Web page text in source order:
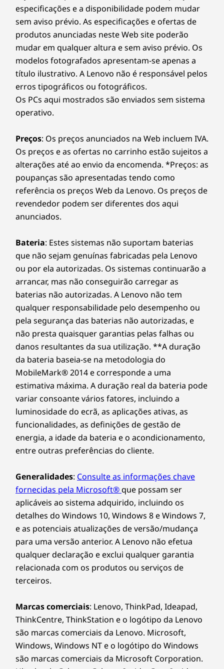
especificações e a disponibilidade podem mudar
sem aviso prévio. As especificações e ofertas de
produtos anunciadas neste Web site poderão
mudar em qualquer altura e sem aviso prévio. Os
modelos fotografados apresentam-se apenas a
título ilustrativo. A Lenovo não é responsável pelos
erros tipográficos ou fotográficos.
Os PCs aqui mostrados são enviados sem sistema
operativo.
Preços: Os preços anunciados na Web incluem IVA.
Os preços e as ofertas no carrinho estão sujeitos a
alterações até ao envio da encomenda. *Preços: as
poupanças são apresentadas tendo como
referência os preços Web da Lenovo. Os preços de
revendedor podem ser diferentes dos aqui
anunciados.
Bateria: Estes sistemas não suportam baterias
que não sejam genuínas fabricadas pela Lenovo
ou por ela autorizadas. Os sistemas continuarão a
arrancar, mas não conseguirão carregar as
baterias não autorizadas. A Lenovo não tem
qualquer responsabilidade pelo desempenho ou
pela segurança das baterias não autorizadas, e
não presta quaisquer garantias pelas falhas ou
danos resultantes da sua utilização. **A duração
da bateria baseia-se na metodologia do
MobileMark® 2014 e corresponde a uma
estimativa máxima. A duração real da bateria pode
variar consoante vários fatores, incluindo a
luminosidade do ecrã, as aplicações ativas, as
funcionalidades, as definições de gestão de
energia, a idade da bateria e o acondicionamento,
entre outras preferências do cliente.
Generalidades: Consulte as informações chave
fornecidas pela Microsoft®que possam ser
aplicáveis ao sistema adquirido, incluindo os
detalhes do Windows 10, Windows 8 e Windows 7,
e as potenciais atualizações de versão/mudança
para uma versão anterior. A Lenovo não efetua
qualquer declaração e exclui qualquer garantia
relacionada com os produtos ou serviços de
terceiros.
Marcas comerciais: Lenovo, ThinkPad, Ideapad,
ThinkCentre, ThinkStation e o logótipo da Lenovo
são marcas comerciais da Lenovo. Microsoft,
Windows, Windows NT e o logótipo do Windows
são marcas comerciais da Microsoft Corporation.